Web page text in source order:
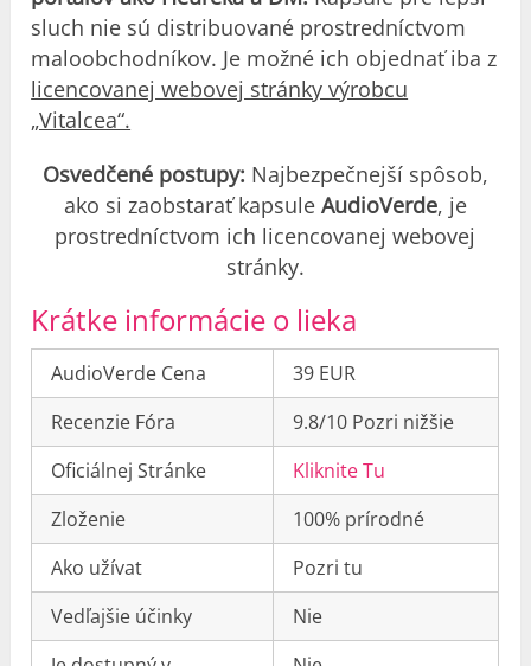
sluch nie sú distribuované prostredníctvom
maloobchodníkov. Je možné ich objednať iba z
licencovanej webovej stránky výrobcu
„Vitalcea“.
Osvedčené postupy: Najbezpečnejší spôsob,
ako si zaobstarať kapsule AudioVerde, je
prostredníctvom ich licencovanej webovej
stránky.
Krátke informácie o lieka
AudioVerde Cena
39 EUR
Recenzie Fóra
9.8/10 Pozri nižšie
Oficiálnej Stránke
Kliknite Tu
Zloženie
100% prírodné
Ako užívat
Pozri tu
Vedľajšie účinky
Nie